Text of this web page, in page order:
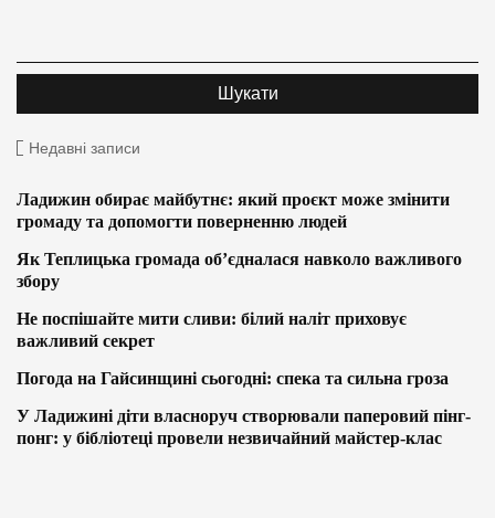
Недавні записи
Ладижин обирає майбутнє: який проєкт може змінити
громаду та допомогти поверненню людей
Як Теплицька громада об’єдналася навколо важливого
збору
Не поспішайте мити сливи: білий наліт приховує
важливий секрет
Погода на Гайсинщині сьогодні: спека та сильна гроза
У Ладижині діти власноруч створювали паперовий пінг-
понг: у бібліотеці провели незвичайний майстер-клас